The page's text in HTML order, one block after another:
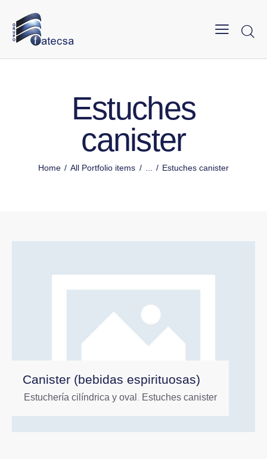
Estuches
canister
Home All Portfolio items Estuches canister
Canister (bebidas espirituosas)
Estuchería cilíndrica y oval , Estuches canister